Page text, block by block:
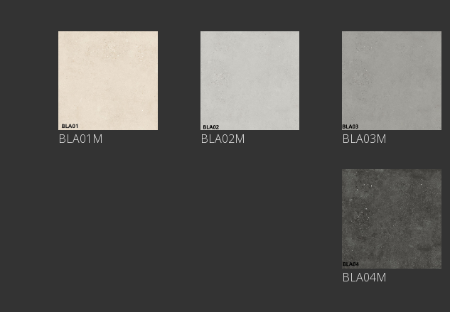
BLA01M BLA02M BLA03M
BLA04M